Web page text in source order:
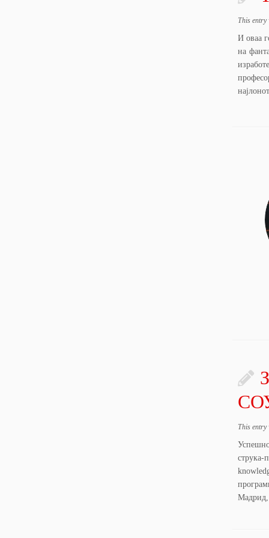
This entry
И оваа
на
This entry
Мадрид,